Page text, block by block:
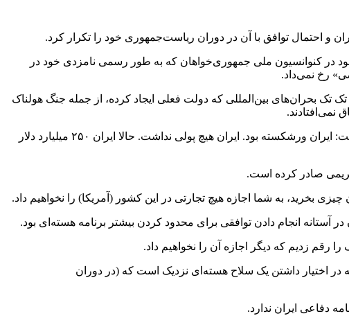
و احتمال توافق با آن در دوران ریاست‌جمهوری خود را تکرار کرد.
حزب جمهوری‌خواه در انتخابات ریاست‌جمهوری ۲۰۲۴ این کشور در سخنرانی خود در کنوانسیون ملی جمهوری‌خواهان که به طور رسمی نامزدی خود در
رخ نمی‌داد.
تک بحران‌های بین‌المللی که دولت فعلی ایجاد کرده، از جمله جنگ هولناک
نمی‌افتادند.
ترامپ با تکرار ادعاها درباره موثر بودن سیاست موسوم به «کارزار فشار حداکثری» او علیه ایران در دوران ریاست‌جمهوری‌اش گفت: ایران ورشکسته بود. ایران هیچ پولی نداشت. حالا ایران ۲۵۰ میلیارد دلار
صادر کرده است.
بخرید، به شما اجازه هیچ تجارتی در این کشور (آمریکا) را نخواهیم داد.
رقم زدیم که دیگر اجازه آن را نخواهیم داد.
در اختیار داشتن یک سلاح هسته‌ای نزدیک است که (در دوران
دفاعی ایران ندارد.